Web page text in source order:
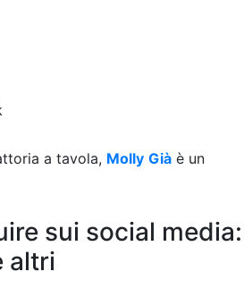
a tavola, Molly Già è un
sui social media:
altri